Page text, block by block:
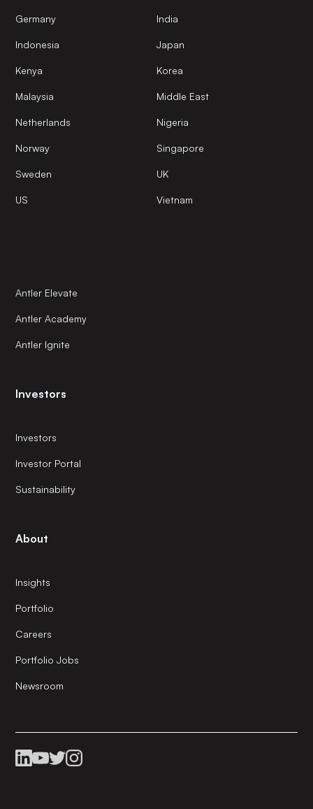
Germany India
Indonesia Japan
Kenya Korea
Malaysia Middle East
Netherlands Nigeria
Norway Singapore
Sweden UK
US Vietnam
Antler Elevate
Antler Academy
Antler Ignite
Investors
Investors
Investor Portal
Sustainability
About
Insights
Portfolio
Careers
Portfolio Jobs
Newsroom